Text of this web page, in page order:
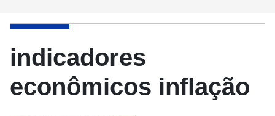
indicadores
econômicos inflação